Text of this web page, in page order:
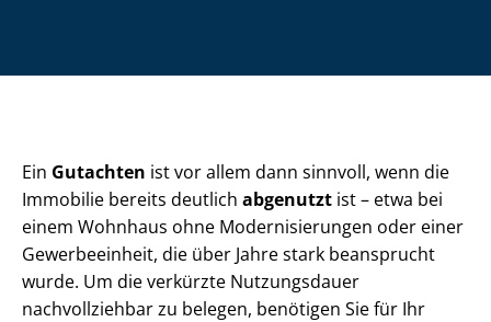
Ein Gutachten ist vor allem dann sinnvoll, wenn die
Immobilie bereits deutlich abgenutzt ist – etwa bei
einem Wohnhaus ohne Mo­der­ni­sie­run­gen oder einer
Gewerbeeinheit, die über Jahre stark beansprucht
wurde. Um die verkürzte Nutzungsdauer
nachvollziehbar zu belegen, benötigen Sie für Ihr